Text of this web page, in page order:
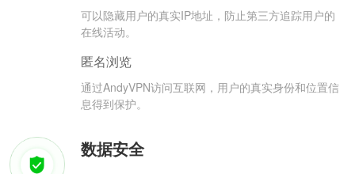
可以隐藏用户的真实IP地址，防止第三方追踪用户的
在线活动。
匿名浏览
通过AndyVPN访问互联网，用户的真实身份和位置信
息得到保护。
数据安全